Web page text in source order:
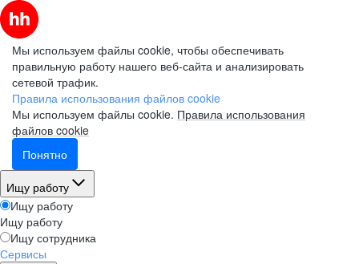
Мы используем файлы cookie, чтобы обеспечивать
правильную работу нашего веб-сайта и анализировать
сетевой трафик.
Правила использования файлов cookie
Мы используем файлы cookie. Правила использования
файлов cookie
Понятно
Ищу работу
Ищу работу
Ищу работу
Ищу сотрудника
Сервисы